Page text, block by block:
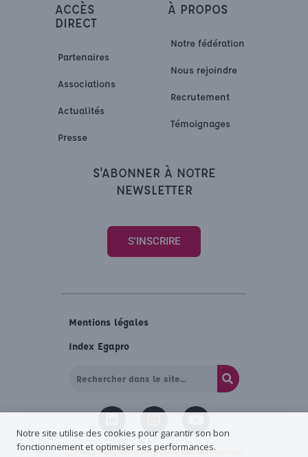
ACCÈS
DIRECT
Partenaires
Associations
Actualités
Presse
À PROPOS
Notre fédération
Nous rejoindre
Recrutement
Témoignages
S'ABONNER À NOTRE
NEWSLETTER
S'INSCRIRE
Mentions légales
Index Egapro
©2026 – Fédération Régionale des Maisons des
Notre site utilise des cookies pour garantir son bon
fonctionnement et optimiser ses performances.